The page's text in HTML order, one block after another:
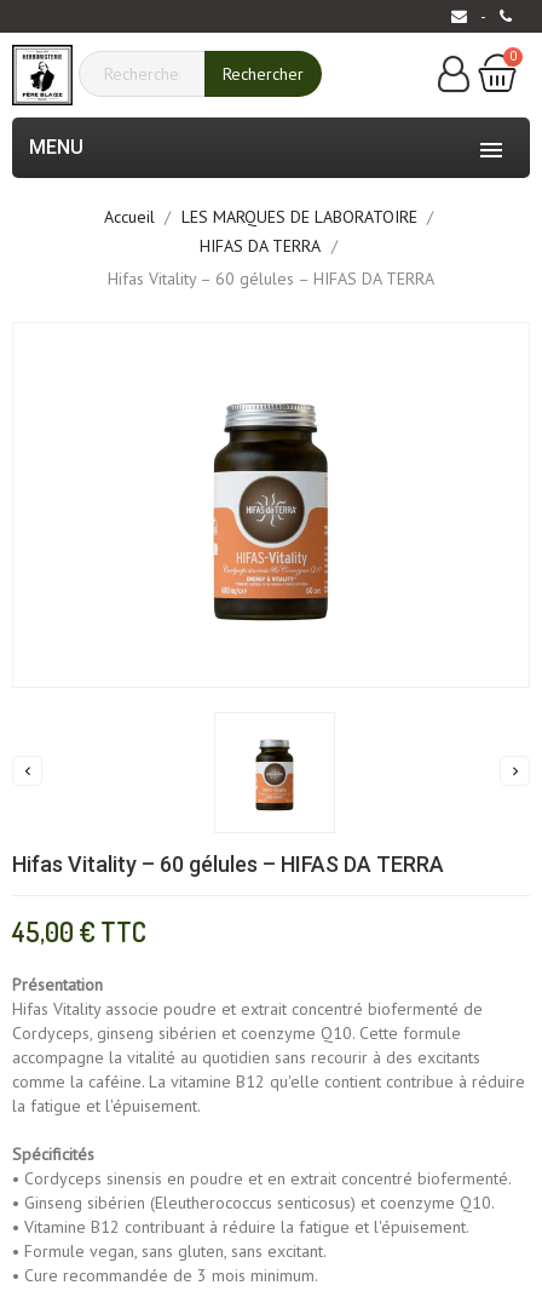
-
0
Rechercher

MENU
Accueil
LES MARQUES DE LABORATOIRE
HIFAS DA TERRA
Hifas Vitality – 60 gélules – HIFAS DA TERRA
 
Hifas Vitality – 60 gélules – HIFAS DA TERRA
45,00 € TTC
Présentation
Hifas Vitality associe poudre et extrait concentré biofermenté de
Cordyceps, ginseng sibérien et coenzyme Q10. Cette formule
accompagne la vitalité au quotidien sans recourir à des excitants
comme la caféine. La vitamine B12 qu'elle contient contribue à réduire
la fatigue et l'épuisement.
Spécificités
• Cordyceps sinensis en poudre et en extrait concentré biofermenté.
• Ginseng sibérien (Eleutherococcus senticosus) et coenzyme Q10.
• Vitamine B12 contribuant à réduire la fatigue et l'épuisement.
• Formule vegan, sans gluten, sans excitant.
• Cure recommandée de 3 mois minimum.